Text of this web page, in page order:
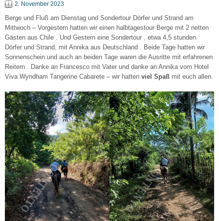
2. November 2023
Berge und Fluß am Dienstag und Sondertour Dörfer und Strand am
Mittwoch – Vorgestern hatten wir einen halbtagestour Berge mit 2 netten
Gästen aus Chile . Und Gestern eine Sondertour , etwa 4,5 stunden
Dörfer und Strand, mit Annika aus Deutschland . Beide Tage hatten wir
Sonnenschein und auch an beiden Tage waren die Ausritte mit erfahrenen
Reitern . Danke an Francesco mit Vater und danke an Annika vom Hotel
Viva Wyndham Tangerine Cabarete – wir hatten viel Spaß mit euch allen.